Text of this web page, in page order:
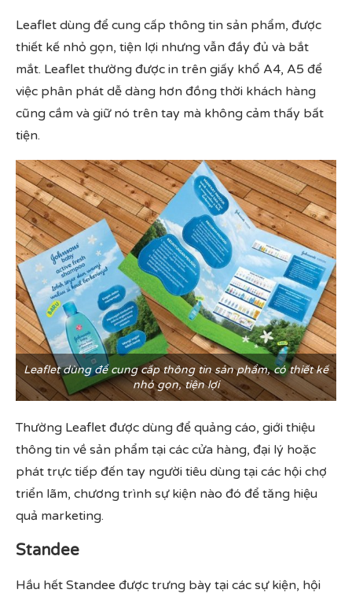
Leaflet dùng để cung cấp thông tin sản phẩm, được
thiết kế nhỏ gọn, tiện lợi nhưng vẫn đầy đủ và bắt
mắt. Leaflet thường được in trên giấy khổ A4, A5 để
việc phân phát dễ dàng hơn đồng thời khách hàng
cũng cầm và giữ nó trên tay mà không cảm thấy bất
tiện.
Leaflet dùng để cung cấp thông tin sản phẩm, có thiết kế
nhỏ gọn, tiện lợi
Thường Leaflet được dùng để quảng cáo, giới thiệu
thông tin về sản phẩm tại các cửa hàng, đại lý hoặc
phát trực tiếp đến tay người tiêu dùng tại các hội chợ
triển lãm, chương trình sự kiện nào đó để tăng hiệu
quả marketing.
Standee
Hầu hết Standee được trưng bày tại các sự kiện, hội